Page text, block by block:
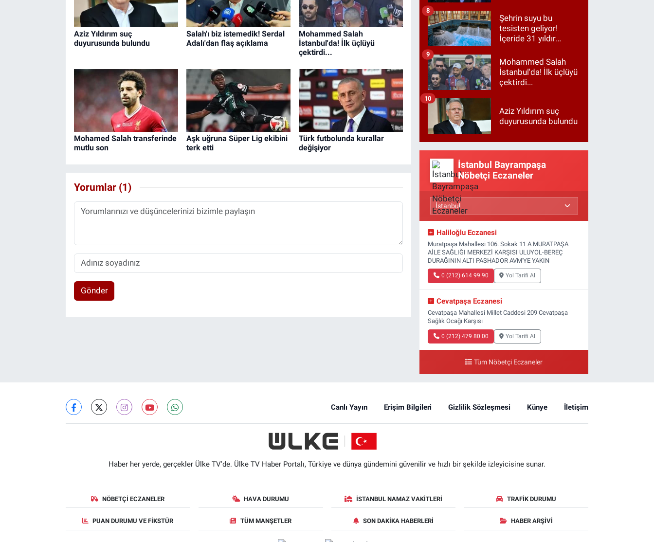
Aziz Yıldırım suç
duyurusunda bulundu
Salah'ı biz istemedik! Serdal
Adalı'dan flaş açıklama
Mohammed Salah
İstanbul'da! İlk üçlüyü
çektirdi...
Mohamed Salah transferinde
mutlu son
Aşk uğruna Süper Lig ekibini
terk etti
Türk futbolunda kurallar
değişiyor
Yorumlar (1)
Gönder
Şehrin suyu bu
tesisten geliyor!
İçeride 31 yıldır
8
Mohammed Salah
İstanbul'da! İlk üçlüyü
çektirdi...
9
Aziz Yıldırım suç
duyurusunda bulundu
10
İstanbul Bayrampaşa
Nöbetçi Eczaneler
Haliloğlu Eczanesi
Muratpaşa Mahallesi 106. Sokak 11 A MURATPAŞA
AİLE SAĞLIĞI MERKEZİ KARŞISI ULUYOL-BEREÇ
DURAĞININ ALTI PASHADOR AVM'YE YAKIN
0 (212) 614 99 90 Yol Tarifi Al
Cevatpaşa Eczanesi
Cevatpaşa Mahallesi Millet Caddesi 209 Cevatpaşa
Sağlık Ocağı Karşısı
0 (212) 479 80 00 Yol Tarifi Al
Tüm Nöbetçi Eczaneler
Canlı Yayın Erişim Bilgileri Gizlilik Sözleşmesi Künye İletişim
Haber her yerde, gerçekler Ülke TV'de. Ülke TV Haber Portalı, Türkiye ve dünya gündemini güvenilir ve hızlı bir şekilde izleyicisine sunar.
NÖBETÇI ECZANELER HAVA DURUMU İSTANBUL NAMAZ VAKITLERI TRAFIK DURUMU
PUAN DURUMU VE FIKSTÜR TÜM MANŞETLER SON DAKIKA HABERLERI HABER ARŞIVI